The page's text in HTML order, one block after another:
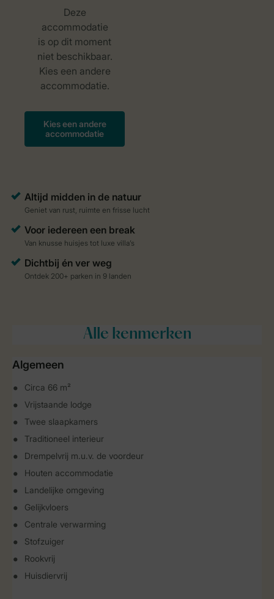
Alle kenmerken
Algemeen
Circa 66 m²
Vrijstaande lodge
Twee slaapkamers
Traditioneel interieur
Drempelvrij m.u.v. de voordeur
Houten accommodatie
Landelijke omgeving
Gelijkvloers
Centrale verwarming
Stofzuiger
Rookvrij
Huisdiervrij